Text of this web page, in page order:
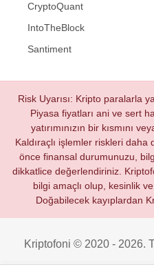
CryptoQuant
IntoTheBlock
Santiment
Risk Uyarısı: Kripto paralarla
Piyasa fiyatları ani ve sert
yatırımınızın bir kısmını
Kaldıraçlı işlemler riskleri daha
önce finansal durumunuzu,
dikkatlice değerlendiriniz.
bilgi amaçlı olup, kesinlik
Doğabilecek kayıplardan
Kriptofoni © 2020 - 2026.